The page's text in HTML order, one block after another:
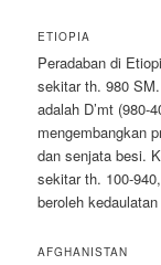
ETIOPIA
Peradaban di
sekitar th. 980
adalah D’mt (980-
mengembangkan
dan senjata besi.
sekitar th. 100-
beroleh
AFGHANISTAN